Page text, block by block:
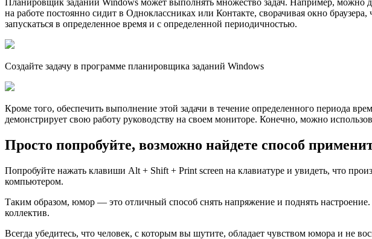
на работе постоянно сидит в Одноклассниках или Контакте, сворачивая окно
запускаться в определенное время и с определенной периодичностью.
Создайте задачу в программе планировщика заданий Windows
Кроме того, обеспечить выполнение этой задачи в течение определенного периода
демонстрирует свою работу руководству на своем мониторе. Конечно, можно
Просто попробуйте, возможно найдете способ
Попробуйте нажать клавиши Alt + Shift + Print screen на клавиатуре и увидеть, что
компьютером.
Таким образом, юмор — это отличный способ снять напряжение и поднять
коллектив.
Всегда убедитесь, что человек, с которым вы шутите, обладает чувством юмора и не